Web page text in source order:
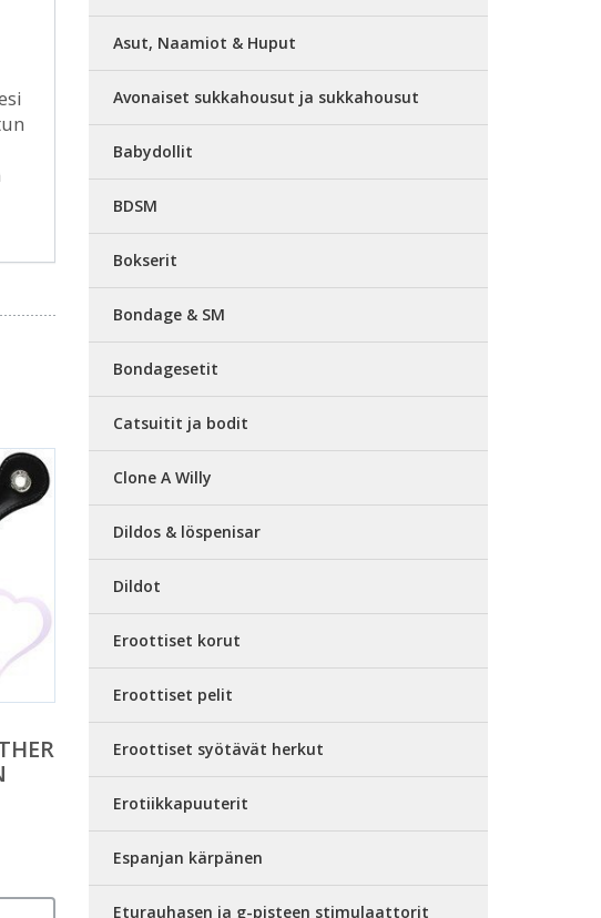
Asut, Naamiot & Huput
Avonaiset sukkahousut ja sukkahousut
Babydollit
BDSM
Bokserit
Bondage & SM
Bondagesetit
Catsuitit ja bodit
Clone A Willy
Dildos & löspenisar
Dildot
Eroottiset korut
Eroottiset pelit
Eroottiset syötävät herkut
Erotiikkapuuterit
Espanjan kärpänen
Eturauhasen ja g-pisteen stimulaattorit